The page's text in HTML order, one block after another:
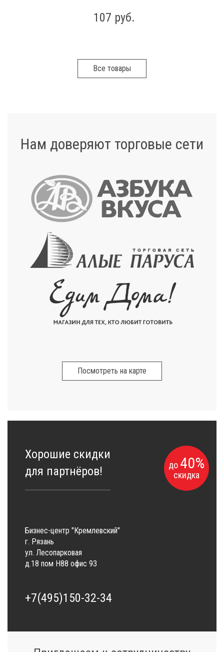
107 руб.
Все товары
Нам доверяют торговые сети
Посмотреть на карте
Хорошие скидки
для партнёров!
до 40%
скидка
Бизнес-центр "Кремлевский"
г. Рязань
ул. Лесопарковая
д.18 пом Н88 офис 93
+7(495)150-32-34